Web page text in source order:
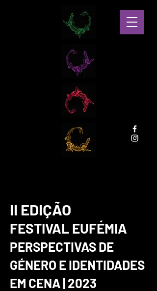
II EDIÇÃO
FESTIVAL EUFÉMIA
PERSPECTIVAS DE
GÉNERO E IDENTIDADES
EM CENA | 2023